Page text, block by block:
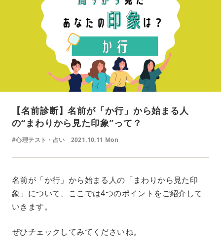
【名前診断】名前が「か行」から始まる人
の“まわりから見た印象”って？
#心理テスト・占い 2021.10.11 Mon
名前が「か行」から始まる人の「まわりから見た印
象」について、ここでは4つのポイントをご紹介して
いきます。
ぜひチェックしてみてくださいね。